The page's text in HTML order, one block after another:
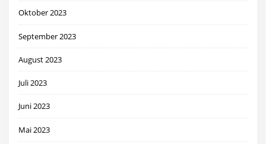
Oktober 2023
September 2023
August 2023
Juli 2023
Juni 2023
Mai 2023